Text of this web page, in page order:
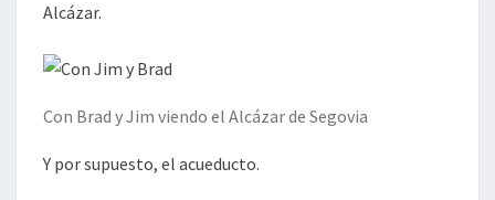
Alcázar.
Con Brad y Jim viendo el Alcázar de Segovia
Y por supuesto, el acueducto.